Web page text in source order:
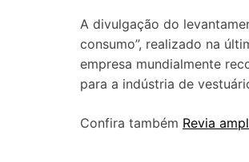
A divulgação do
consumo”, realizado na
empresa mundialmente
para a indústria de
Confira também Revia